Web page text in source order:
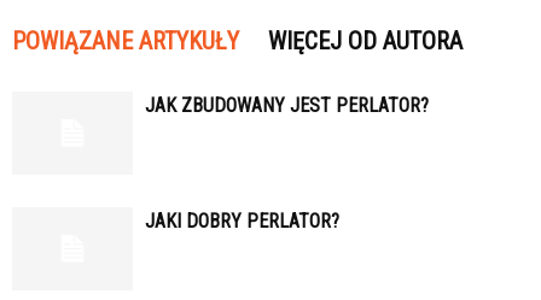
POWIĄZANE ARTYKUŁY WIĘCEJ OD AUTORA
JAK ZBUDOWANY JEST PERLATOR?
JAKI DOBRY PERLATOR?